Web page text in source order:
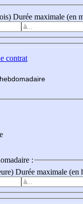
Durée maximale (en
contrat
madaire
:
Durée maximale (en